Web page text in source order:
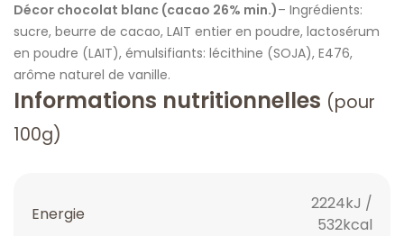
Décor chocolat blanc (cacao 26% min.)– Ingrédients:
sucre, beurre de cacao, LAIT entier en poudre, lactosérum
en poudre (LAIT), émulsifiants: lécithine (SOJA), E476,
arôme naturel de vanille.
Informations nutritionnelles (pour
100g)
Energie
2224kJ /
532kcal